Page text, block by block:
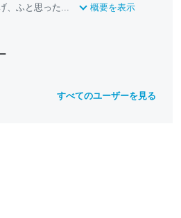
、ふと思った...
概要を表示
すべてのユーザーを見る